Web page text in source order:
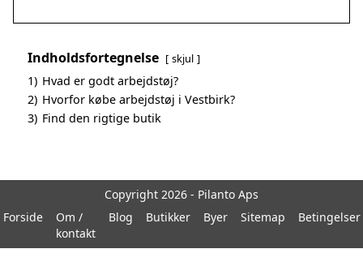
Indholdsfortegnelse skjul
1) Hvad er godt arbejdstøj?
2) Hvorfor købe arbejdstøj i Vestbirk?
3) Find den rigtige butik
Copyright 2026 - Pilanto Aps
Forside
Om /
kontakt
Blog Butikker Byer Sitemap Betingelser